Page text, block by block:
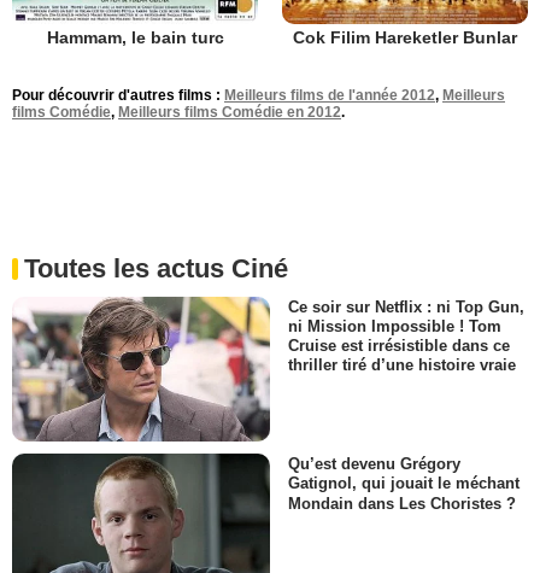
Hammam, le bain turc Cok Filim Hareketler Bunlar
Pour découvrir d'autres films : Meilleurs films de l'année 2012, Meilleurs
films Comédie, Meilleurs films Comédie en 2012.
Toutes les actus Ciné
Ce soir sur Netflix : ni Top Gun,
ni Mission Impossible ! Tom
Cruise est irrésistible dans ce
thriller tiré d’une histoire vraie
Qu’est devenu Grégory
Gatignol, qui jouait le méchant
Mondain dans Les Choristes ?